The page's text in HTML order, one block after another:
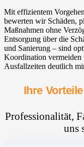
Mit effizientem
bewerten wir Schäden,
Maßnahmen ohne
Entsorgung über die
und Sanierung – sind
Koordination vermeiden
Ausfallzeiten deutlich
Ihre
Professionalität,
uns